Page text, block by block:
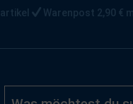
Warenpost 2,90 €